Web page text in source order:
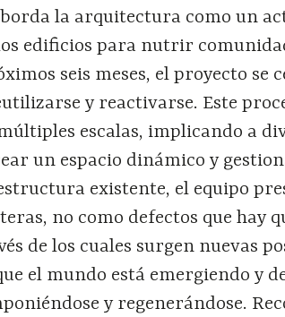
la arquitectura como un
edificios para nutrir
seis meses, el proyecto se
y reactivarse. Este
escalas, implicando a
un espacio dinámico y
existente, el equipo
no como defectos que hay
de los cuales surgen nuevas
el mundo está emergiendo y
y regenerándose.